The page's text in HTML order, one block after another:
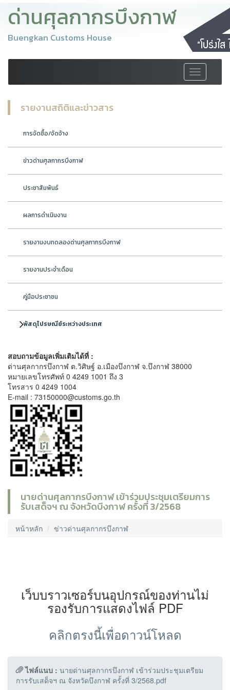
ด่านศุลกากรบึงกาฬ
Buengkan Customs House
Toggle
navigation
รายงานสถิติและข่าวสาร
การจัดซื้อ/จัดจ้าง
ข่าวด่านศุลกากรบึงกาฬ
ประชาสัมพันธ์
ผลการดำเนินงาน
รายงานงบทดลองด่านศุลกากรบึงกาฬ
รายงานประจำเดือน
คู่มือประชาชน
พัสดุไปรษณีย์ระหว่างประเทศ
สอบถามข้อมูลเพิ่มเติมได้ที่ :
ด่านศุลกากรบึงกาฬ ต.วิศิษฐ์ อ.เมืองบึงกาฬ จ.บึงกาฬ 38000
หมายเลขโทรศัพท์ 0 4249 1001 ถึง 3
โทรสาร 0 4249 1004
E-mail : 73150000@customs.go.th
นายด่านศุลกากรบึงกาฬ เข้าร่วมประชุมเตรียมการ
รับเสด็จฯ ณ จังหวัดบึงกาฬ ครั้งที่ 3/2568
หน้าหลัก ข่าวด่านศุลกากรบึงกาฬ
เว็บบราวเซอร์บนอุปกรณ์ของท่านไม่
รองรับการแสดงไฟล์ PDF
คลิกตรงนี้เพื่อดาวน์โหลด
ไฟล์แนบ : นายด่านศุลกากรบึงกาฬ เข้าร่วมประชุมเตรียม
การรับเสด็จฯ ณ จังหวัดบึงกาฬ ครั้งที่ 3/2568.pdf